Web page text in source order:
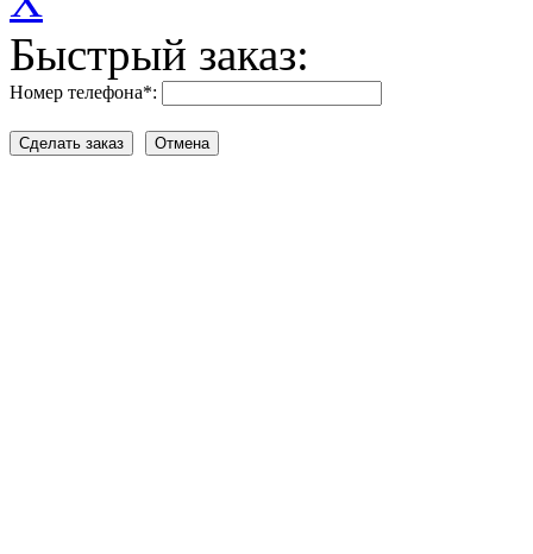
Быстрый заказ:
Номер телефона*: